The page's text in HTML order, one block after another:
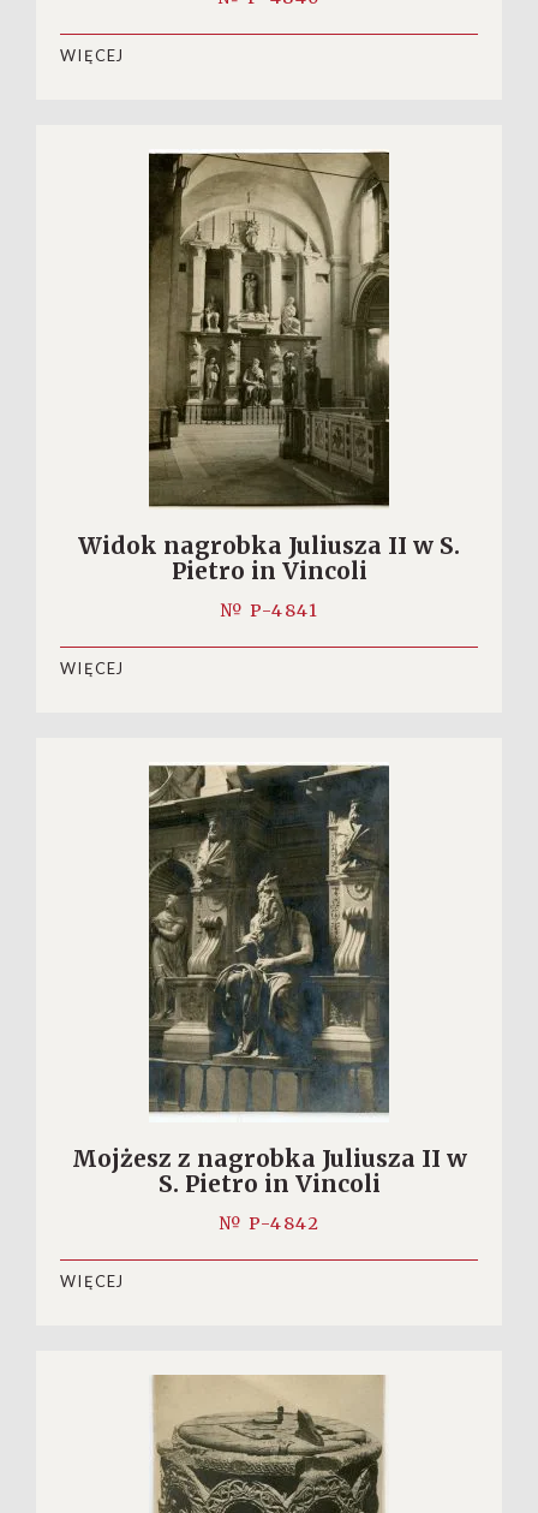
WIĘCEJ
Widok nagrobka Juliusza II w S.
Pietro in Vincoli
№ P-4841
WIĘCEJ
Mojżesz z nagrobka Juliusza II w
S. Pietro in Vincoli
№ P-4842
WIĘCEJ